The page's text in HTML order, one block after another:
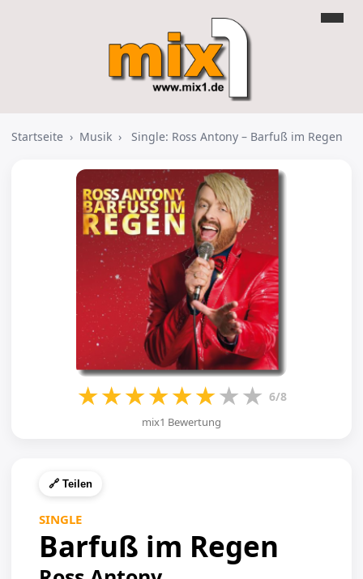
Startseite › Musik › Single: Ross Antony – Barfuß im Regen
★★★★★★★★ 6/8
mix1 Bewertung
🔗 Teilen
SINGLE
Barfuß im Regen